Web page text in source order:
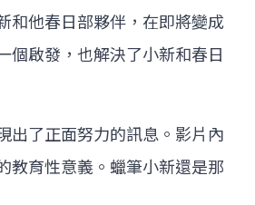
和他春日部夥伴，在即將變成
個啟發，也解決了小新和春日
出了正面努力的訊息。影片內
教育性意義。蠟筆小新還是那